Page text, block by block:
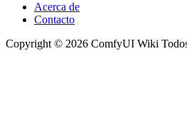
Acerca de
Contacto
Copyright © 2026 ComfyUI Wiki Todos